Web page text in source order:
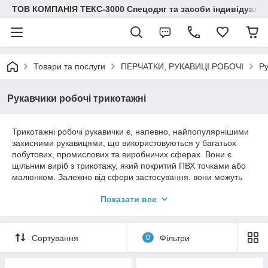
ТОВ КОМПАНІЯ ТЕКС-3000 Спецодяг та засоби
Товари та послуги ПЕРЧАТКИ, РУКАВИЦІ РОБОЧІ
Рукавчики робочі трикотажні
Трикотажні робочі рукавички є, напевно, найпопулярнішими
захисними рукавицями, що використовуються у багатьох
побутових, промислових та виробничих сферах. Вони є
щільним виріб з трикотажу, який покритий ПВХ точками або
малюнком. Залежно від сфери застосування, вони можуть
Щільні робочі рукавички
Робочі щільні рукавички з точкою ПВХ надійно захищають від
Показати все
Сортування 0 Фільтри